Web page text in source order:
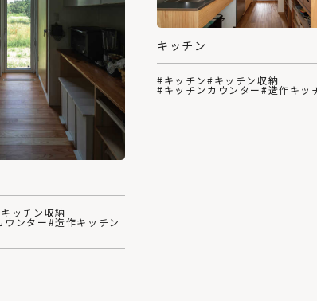
ッチン収納
ウンター#造作キッチン
キッチン
#キッチン#キッチン収納
#キッチンカウンター#造作キッ